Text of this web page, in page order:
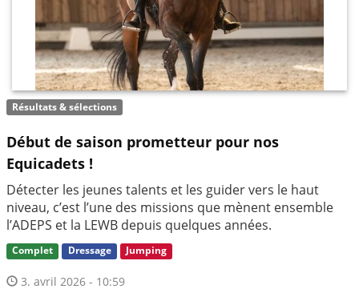
Résultats & sélections
Début de saison prometteur pour nos
Equicadets !
Détecter les jeunes talents et les guider vers le haut
niveau, c’est l’une des missions que mènent ensemble
l’ADEPS et la LEWB depuis quelques années.
Complet Dressage Jumping
3. avril 2026 - 10:59